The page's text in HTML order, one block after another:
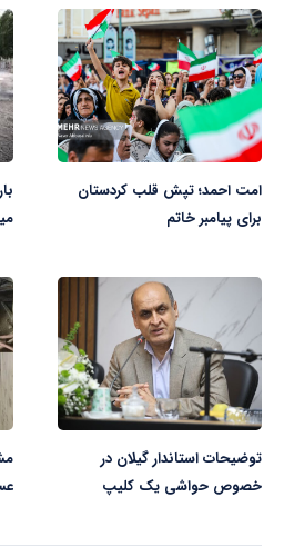
امت احمد؛ تپش قلب کردستان
برای پیامبر خاتم
توضیحات استاندار گیلان در
خصوص حواشی یک کلیپ